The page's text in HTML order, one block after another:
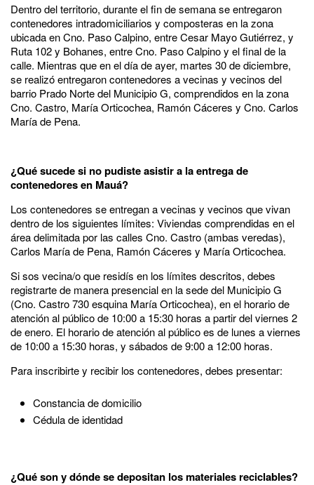
Dentro del territorio, durante el fin de semana se entregaron
contenedores intradomiciliarios y composteras en la zona
ubicada en Cno. Paso Calpino, entre Cesar Mayo Gutiérrez, y
Ruta 102 y Bohanes, entre Cno. Paso Calpino y el final de la
calle. Mientras que en el día de ayer, martes 30 de diciembre,
se realizó entregaron contenedores a vecinas y vecinos del
barrio Prado Norte del Municipio G, comprendidos en la zona
Cno. Castro, María Orticochea, Ramón Cáceres y Cno. Carlos
María de Pena.
¿Qué sucede si no pudiste asistir a la entrega de
contenedores en Mauá?
Los contenedores se entregan a vecinas y vecinos que vivan
dentro de los siguientes límites: Viviendas comprendidas en el
área delimitada por las calles Cno. Castro (ambas veredas),
Carlos María de Pena, Ramón Cáceres y María Orticochea.
Si sos vecina/o que residís en los límites descritos, debes
registrarte de manera presencial en la sede del Municipio G
(Cno. Castro 730 esquina María Orticochea), en el horario de
atención al público de 10:00 a 15:30 horas a partir del viernes 2
de enero. El horario de atención al público es de lunes a viernes
de 10:00 a 15:30 horas, y sábados de 9:00 a 12:00 horas.
Para inscribirte y recibir los contenedores, debes presentar:
Constancia de domicilio
Cédula de identidad
¿Qué son y dónde se depositan los materiales reciclables?